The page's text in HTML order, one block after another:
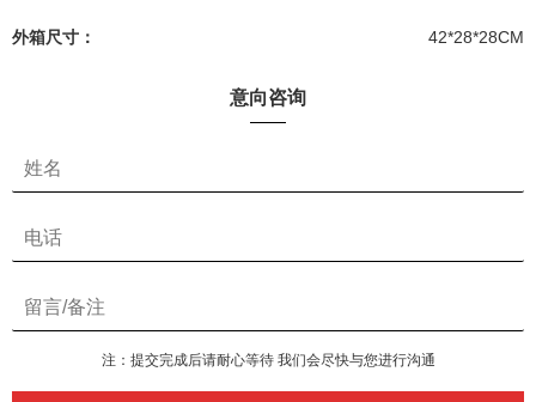
外箱尺寸： 42*28*28CM
意向咨询
注：提交完成后请耐心等待 我们会尽快与您进行沟通